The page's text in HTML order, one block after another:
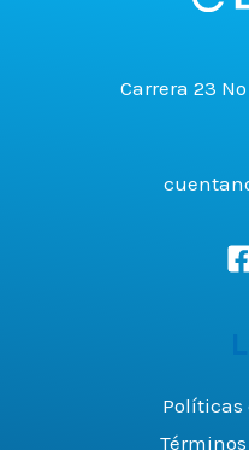
Carrera 23
Políticas